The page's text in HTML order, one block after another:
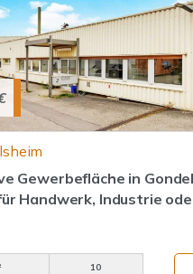
Gewerbefläche in
Handwerk, Industrie
10